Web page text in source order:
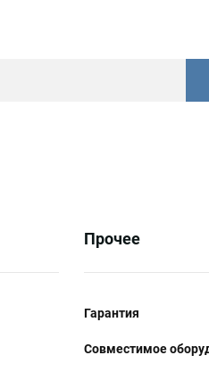
Прочее
Гарантия
Совместимое